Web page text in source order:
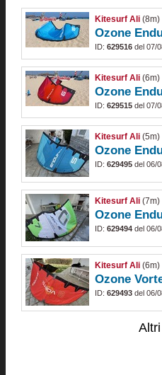
Kitesurf Ali (8m)
Ozone
ID:629516 del 07/
Kitesurf Ali (6m)
Ozone
ID:629515 del 07/
Kitesurf Ali (5m)
Ozone
ID:629495 del 06/
Kitesurf Ali (7m)
Ozone
ID:629494 del 06/
Kitesurf Ali (6m)
Ozone
ID:629493 del 06/